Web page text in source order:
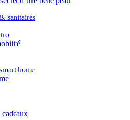
sanitaires
home